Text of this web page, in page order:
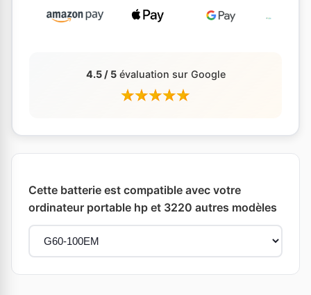
4.5 / 5évaluation sur Google
Cette batterie est compatible avec votre
ordinateur portable hp et 3220 autres modèles